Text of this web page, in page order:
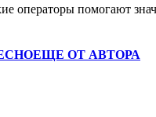
операторы помогают
ЕЩЕ ОТ АВТОРА